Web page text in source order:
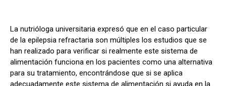
La nutrióloga universitaria expresó que en el caso particular
de la epilepsia refractaria son múltiples los estudios que se
han realizado para verificar si realmente este sistema de
alimentación funciona en los pacientes como una alternativa
para su tratamiento, encontrándose que si se aplica
adecuadamente este sistema de alimentación si ayuda en la